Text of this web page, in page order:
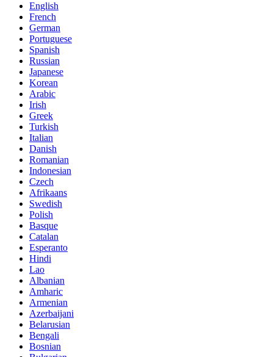
English
French
German
Portuguese
Spanish
Russian
Japanese
Korean
Arabic
Irish
Greek
Turkish
Italian
Danish
Romanian
Indonesian
Czech
Afrikaans
Swedish
Polish
Basque
Catalan
Esperanto
Hindi
Lao
Albanian
Amharic
Armenian
Azerbaijani
Belarusian
Bengali
Bosnian